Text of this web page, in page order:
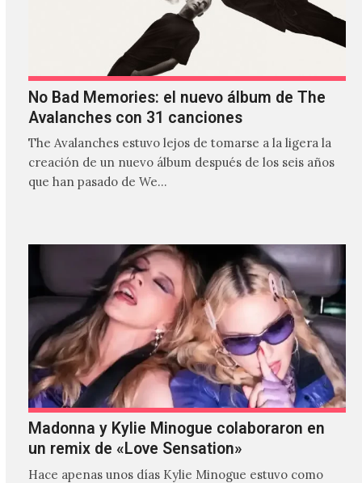
No Bad Memories: el nuevo álbum de The
Avalanches con 31 canciones
The Avalanches estuvo lejos de tomarse a la ligera la
creación de un nuevo álbum después de los seis años
que han pasado de We…
Madonna y Kylie Minogue colaboraron en
un remix de «Love Sensation»
Hace apenas unos días Kylie Minogue estuvo como